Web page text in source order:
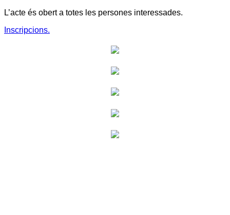
L’acte és obert a totes les persones interessades.
Inscripcions.